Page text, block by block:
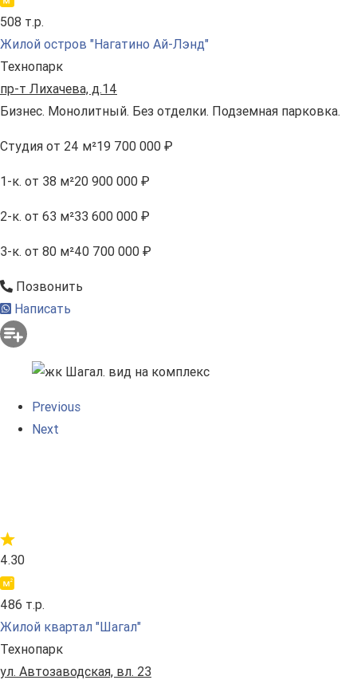
508 т.р.
Жилой остров "Нагатино Ай-Лэнд"
Технопарк
пр-т Лихачева, д.14
Бизнес. Монолитный. Без отделки. Подземная парковка.
Студия от 24 м²19 700 000 ₽
1-к. от 38 м²20 900 000 ₽
2-к. от 63 м²33 600 000 ₽
3-к. от 80 м²40 700 000 ₽
Позвонить
Написать
Previous
Next
4.30
486 т.р.
Жилой квартал "Шагал"
Технопарк
ул. Автозаводская, вл. 23